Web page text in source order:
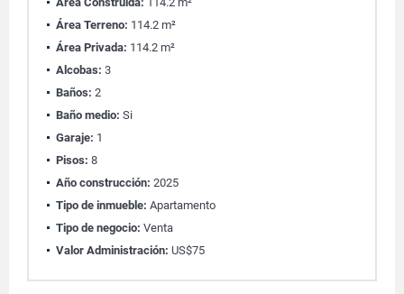
Área Terreno: 114.2 m²
Área Privada: 114.2 m²
Alcobas: 3
Baños: 2
Baño medio: Si
Garaje: 1
Pisos: 8
Año construcción: 2025
Tipo de inmueble: Apartamento
Tipo de negocio: Venta
Valor Administración: US$75